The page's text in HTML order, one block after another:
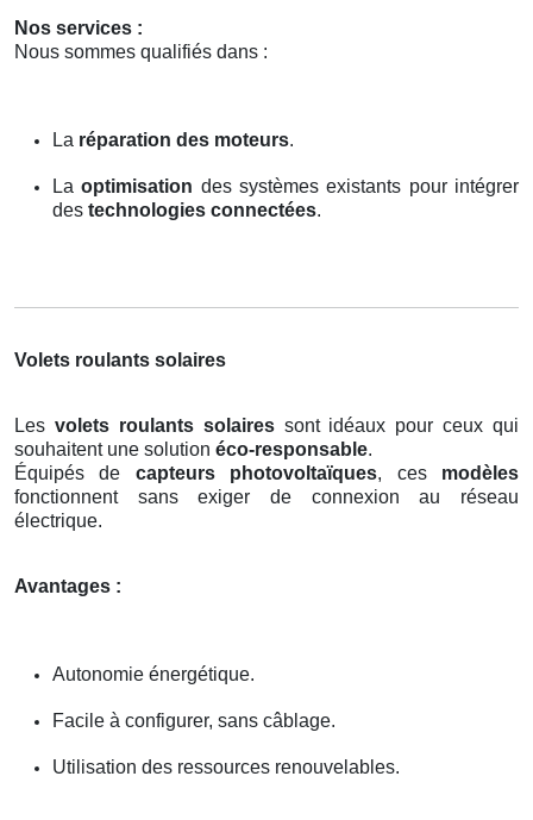
Nos services :
Nous sommes qualifiés dans :
La réparation des moteurs.
Laoptimisation des systèmes existants pour intégrer
des technologies connectées.
Volets roulants solaires
Les volets roulants solairessont idéaux pour ceux qui
souhaitent une solution éco-responsable.
Équipés de capteurs photovoltaïques, ces modèles
fonctionnent sans exiger de connexion au réseau
électrique.
Avantages :
Autonomie énergétique.
Facile à configurer, sans câblage.
Utilisation des ressources renouvelables.